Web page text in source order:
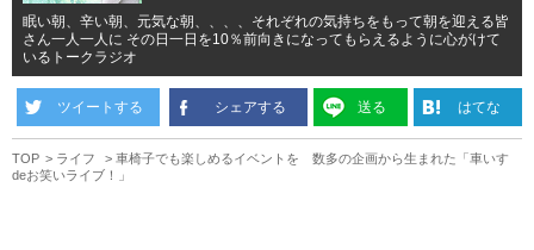
眠い朝、辛い朝、元気な朝、、、、それぞれの気持ちをもって朝を迎える皆
さん一人一人に その日一日を10％前向きになってもらえるように心がけて
いるトークラジオ
ツイートする シェアする 送る はてな
TOP ライフ
車椅子でも楽しめるイベントを 数多の企画から生まれた「車いす
deお笑いライブ！」